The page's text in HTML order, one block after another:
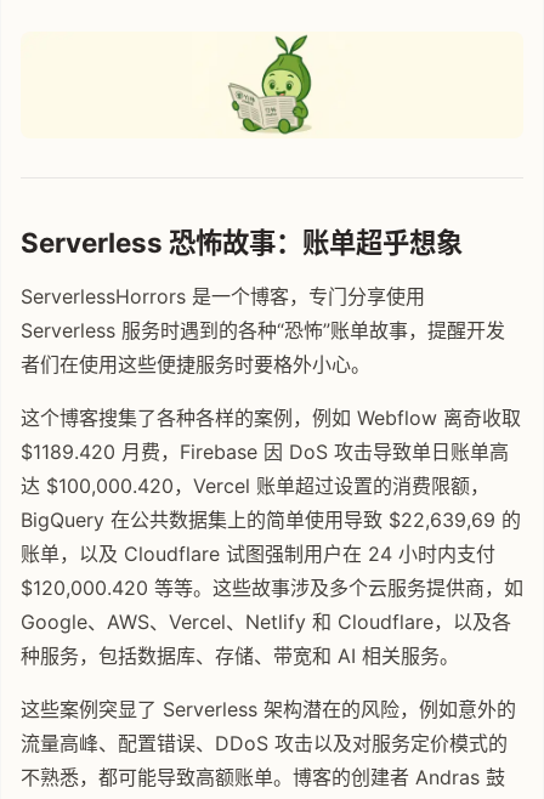
Serverless 恐怖故事：账单超乎想象
ServerlessHorrors 是一个博客，专门分享使用
Serverless 服务时遇到的各种“恐怖”账单故事，提醒开发
者们在使用这些便捷服务时要格外小心。
这个博客搜集了各种各样的案例，例如 Webflow 离奇收取
$1189.420 月费，Firebase 因 DoS 攻击导致单日账单高
达 $100,000.420，Vercel 账单超过设置的消费限额，
BigQuery 在公共数据集上的简单使用导致 $22,639,69 的
账单，以及 Cloudflare 试图强制用户在 24 小时内支付
$120,000.420 等等。这些故事涉及多个云服务提供商，如
Google、AWS、Vercel、Netlify 和 Cloudflare，以及各
种服务，包括数据库、存储、带宽和 AI 相关服务。
这些案例突显了 Serverless 架构潜在的风险，例如意外的
流量高峰、配置错误、DDoS 攻击以及对服务定价模式的
不熟悉，都可能导致高额账单。博客的创建者 Andras 鼓